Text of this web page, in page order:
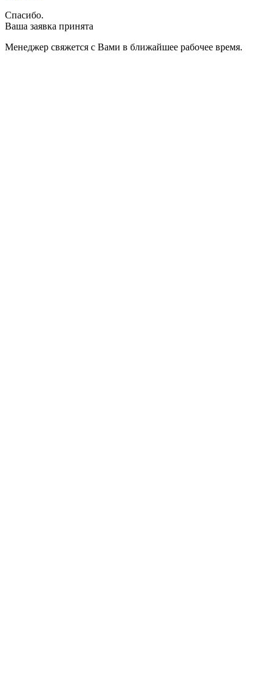
Спасибо.
Ваша заявка принята
Менеджер свяжется с Вами в ближайшее рабочее время.